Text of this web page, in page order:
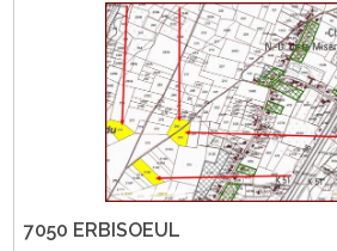
7050 ERBISOEUL